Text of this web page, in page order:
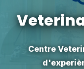
Centre